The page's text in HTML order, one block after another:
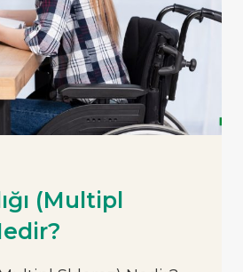
(Multipl